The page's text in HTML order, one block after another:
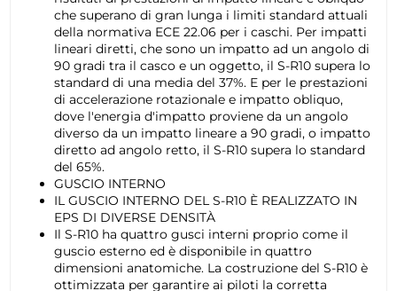
che superano di gran lunga i limiti standard attuali
della normativa ECE 22.06 per i caschi. Per impatti
lineari diretti, che sono un impatto ad un angolo di
90 gradi tra il casco e un oggetto, il S-R10 supera lo
standard di una media del 37%. E per le prestazioni
di accelerazione rotazionale e impatto obliquo,
dove l'energia d'impatto proviene da un angolo
diverso da un impatto lineare a 90 gradi, o impatto
diretto ad angolo retto, il S-R10 supera lo standard
del 65%.
GUSCIO INTERNO
IL GUSCIO INTERNO DEL S-R10 È REALIZZATO IN
EPS DI DIVERSE DENSITÀ
Il S-R10 ha quattro gusci interni proprio come il
guscio esterno ed è disponibile in quattro
dimensioni anatomiche. La costruzione del S-R10 è
ottimizzata per garantire ai piloti la corretta